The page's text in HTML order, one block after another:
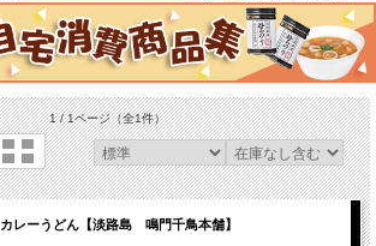
1 / 1ページ（全1件）
カレーうどん【淡路島 鳴門千鳥本舗】